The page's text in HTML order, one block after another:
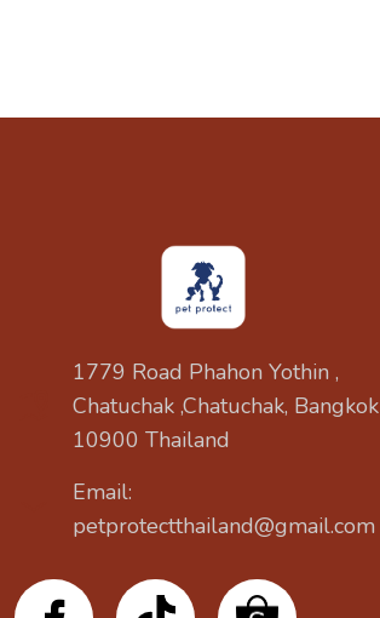
1779 Road Phahon Yothin ,
Chatuchak ,Chatuchak, Bangkok
10900 Thailand
Email:
petprotectthailand@gmail.com